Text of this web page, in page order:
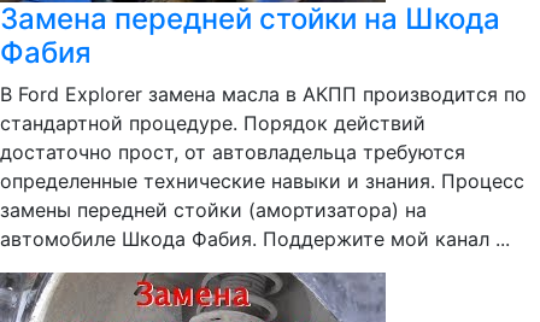
Замена передней стойки на Шкода
Фабия
В Ford Explorer замена масла в АКПП производится по
стандартной процедуре. Порядок действий
достаточно прост, от автовладельца требуются
определенные технические навыки и знания. Процесс
замены передней стойки (амортизатора) на
автомобиле Шкода Фабия. Поддержите мой канал ...